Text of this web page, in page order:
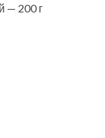
— 200 г